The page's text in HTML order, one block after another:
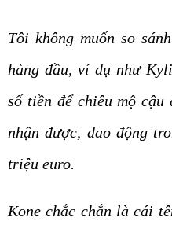
Tôi không muốn so
hàng đầu, ví dụ như
số tiền để chiêu mộ cậu
nhận được, dao động
triệu euro.
Kone chắc chắn là cái